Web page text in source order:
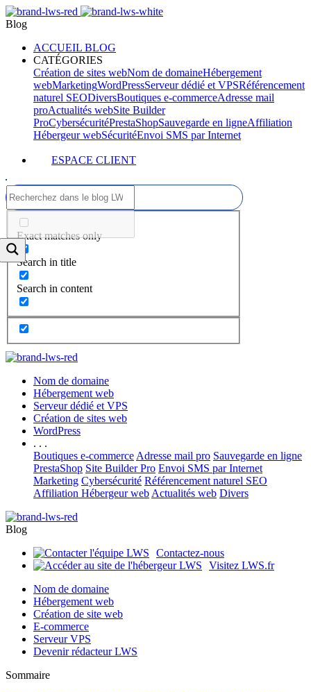
Blog
ACCUEIL BLOG
CATÉGORIES
Création de sites webNom de domaineHébergement
webMarketingWordPressServeur dédié et VPSRéférencement
naturel SEODiversBoutiques e-commerceAdresse mail
proActualités webSite Builder
ProCybersécuritéPrestaShopSauvegarde en ligneAffiliation
Hébergeur webSécuritéEnvoi SMS par Internet
ESPACE CLIENT
Exact matches only
Search in title
Search in content
Nom de domaine
Hébergement web
Serveur dédié et VPS
Création de sites web
WordPress
. . .
Boutiques e-commerce Adresse mail pro Sauvegarde en ligne
PrestaShop Site Builder Pro Envoi SMS par Internet
Marketing Cybersécurité Référencement naturel SEO
Affiliation Hébergeur web Actualités web Divers
Blog
Contactez-nous
Visitez LWS.fr
Nom de domaine
Hébergement web
Création de site web
E-commerce
Serveur VPS
Devenir rédacteur LWS
Sommaire